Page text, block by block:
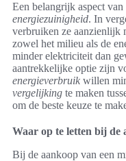
Een belangrijk aspect
energiezuinigheid. In
verbruiken ze aanzienlijk
zowel het milieu als de
minder elektriciteit dan
aantrekkelijke optie zijn
energieverbruik willen
vergelijking te maken
om de beste keuze te
Waar op te letten bij de
Bij de aankoop van een